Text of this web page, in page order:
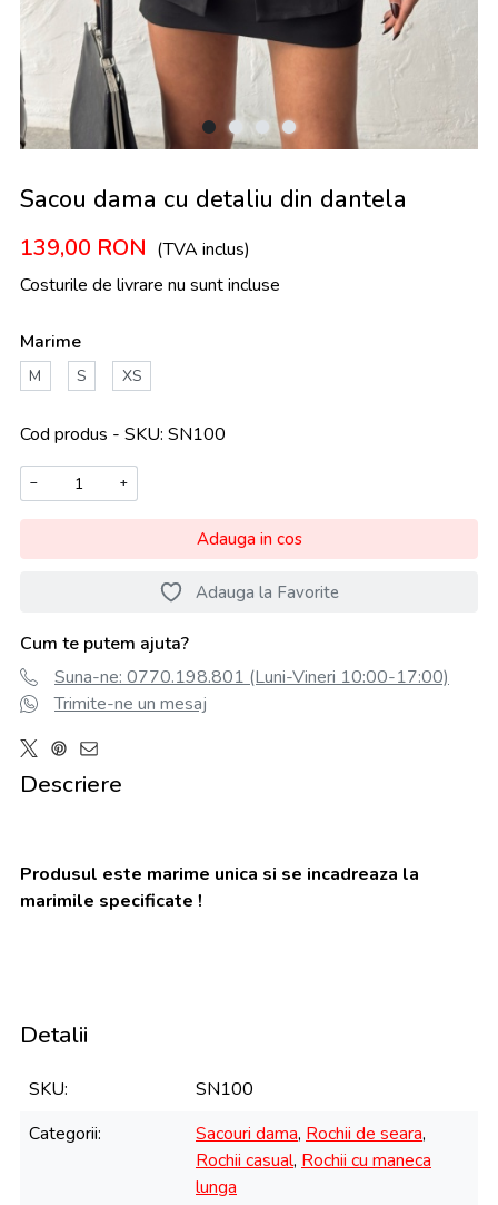
Sacou dama cu detaliu din dantela
139,00 RON (TVA inclus)
Costurile de livrare nu sunt incluse
Marime
M S XS
Cod produs - SKU SN100
− +
Adauga in cos
Adauga la Favorite
Cum te putem ajuta?
Suna-ne: 0770.198.801 (Luni-Vineri 10:00-17:00)
Trimite-ne un mesaj
Descriere
Produsul este marime unica si se incadreaza la
marimile specificate !
Detalii
SKU
SN100
Categorii
Sacouri dama, Rochii de seara,
Rochii casual, Rochii cu maneca
lunga